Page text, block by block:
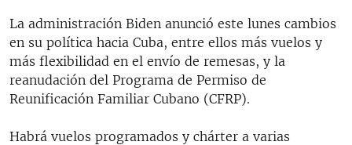
LOS SANTOS DE HIALEAH
DESINFORMACIÓN RUSA EN AMÉRICA LATINA
LA INVASIÓN DE RUSIA A UCRANIA
La administración Biden anunció este lunes cambios
en su política hacia Cuba, entre ellos más vuelos y
más flexibilidad en el envío de remesas, y la
reanudación del Programa de Permiso de
Reunificación Familiar Cubano (CFRP).
Habrá vuelos programados y chárter a varias